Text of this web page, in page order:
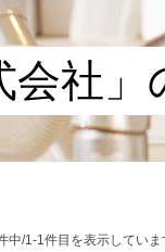
会社
中/1-1件目を表示していま